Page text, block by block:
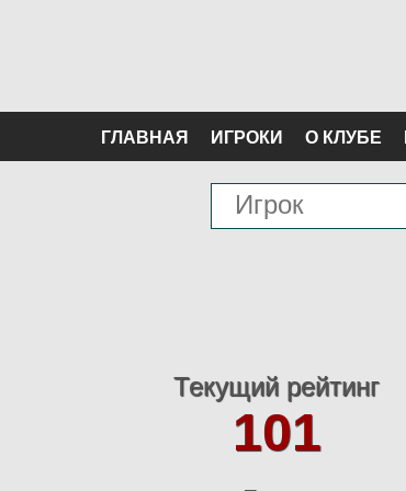
ГЛАВНАЯ ИГРОКИ О КЛУБЕ
Текущий рейтинг
101